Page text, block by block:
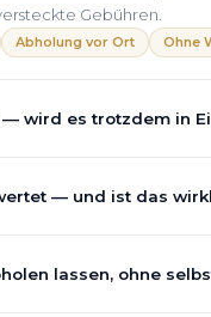
Gebühren.
Abholung vor Ort Ohne
wird es trotzdem in
an. Der Zustand Ihres
TÜV Getriebeschaden
— und ist das
Ausstattung,
lassen, ohne